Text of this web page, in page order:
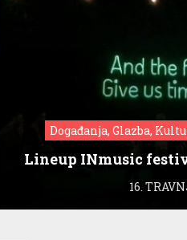
Događanja, Glazba,
Lineup INmusic
16.